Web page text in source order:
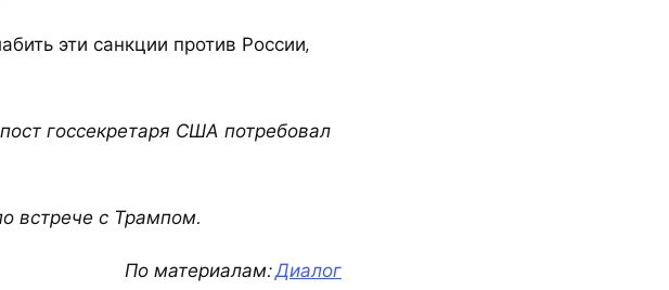
эти санкции против России,
госсекретаря США потребовал
встрече с Трампом.
По материалам:Диалог